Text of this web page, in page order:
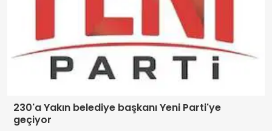
230'a Yakın belediye başkanı Yeni Parti'ye
geçiyor